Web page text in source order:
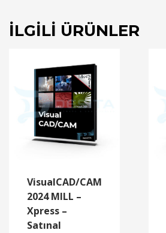
İLGILI ÜRÜNLER
VisualCAD/CAM
2024 MILL –
Xpress –
Satınal